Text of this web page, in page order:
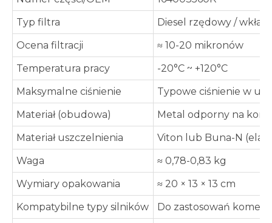
Typ filtra
Diesel rzędowy /
Ocena filtracji
≈ 10-20 mikronów
Temperatura pracy
-20°C ~ +120°C
Maksymalne ciśnienie
Typowe ciśnienie w
Materiał (obudowa)
Metal odporny na
Materiał uszczelnienia
Viton lub Buna-N
Waga
≈ 0,78-0,83 kg
Wymiary opakowania
≈ 20 × 13 × 13 cm
Kompatybilne typy silników
Do zastosowań